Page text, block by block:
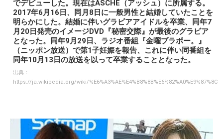
でデビューした。現在はASCHE（アッシュ）に所属する。
2017年6月16日、同月8日に一般男性と結婚していたことを
明らかにした。結婚に伴いグラビアアイドルを卒業、同年7
月20日発売のイメージDVD『秘密交際』が最後のグラビア
となった。同年9月29日、ラジオ番組『金曜ブラボー。』
（ニッポン放送）で第1子妊娠を報告、これに伴い同番組を
同年10月13日の放送を以って卒業することとなった。
出典：
https://ja.wikipedia.org/wiki/%E6%A3%AE%E4%B8%8B%E6%82%A0%E9%87%8C